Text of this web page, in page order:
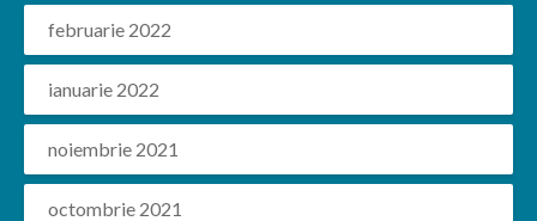
februarie 2022
ianuarie 2022
noiembrie 2021
octombrie 2021